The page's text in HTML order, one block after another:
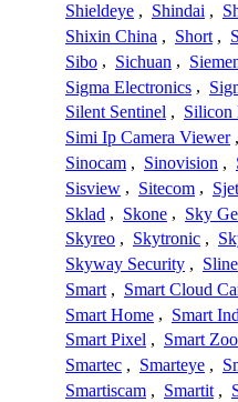
Shieldeye , Shindai ,
Shixin China , Short ,
Sibo , Sichuan ,
Sigma Electronics ,
Silent Sentinel , Silicon
Simi Ip Camera Viewer ,
Sinocam , Sinovision ,
Sisview , Sitecom , Sjet
Sklad , Skone , Sky
Skyreo , Skytronic ,
Skyway Security , Sline
Smart , Smart Cloud
Smart Home , Smart
Smart Pixel , Smart
Smartec , Smarteye ,
Smartiscam , Smartit ,